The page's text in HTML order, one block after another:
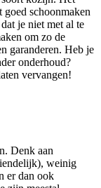
goed schoonmaken
je niet met al te
om zo de
garanderen. Heb je
onderhoud?
vervangen!
Denk aan
weinig
er dan ook